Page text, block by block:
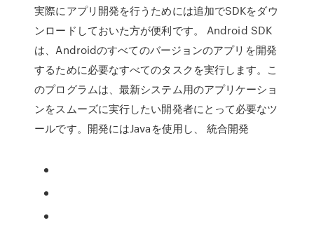
実際にアプリ開発を行うためには追加でSDKをダウ
ンロードしておいた方が便利です。 Android SDK
は、Androidのすべてのバージョンのアプリを開発
するために必要なすべてのタスクを実行します。こ
のプログラムは、最新システム用のアプリケーショ
ンをスムーズに実行したい開発者にとって必要なツ
ールです。開発にはJavaを使用し、 統合開発